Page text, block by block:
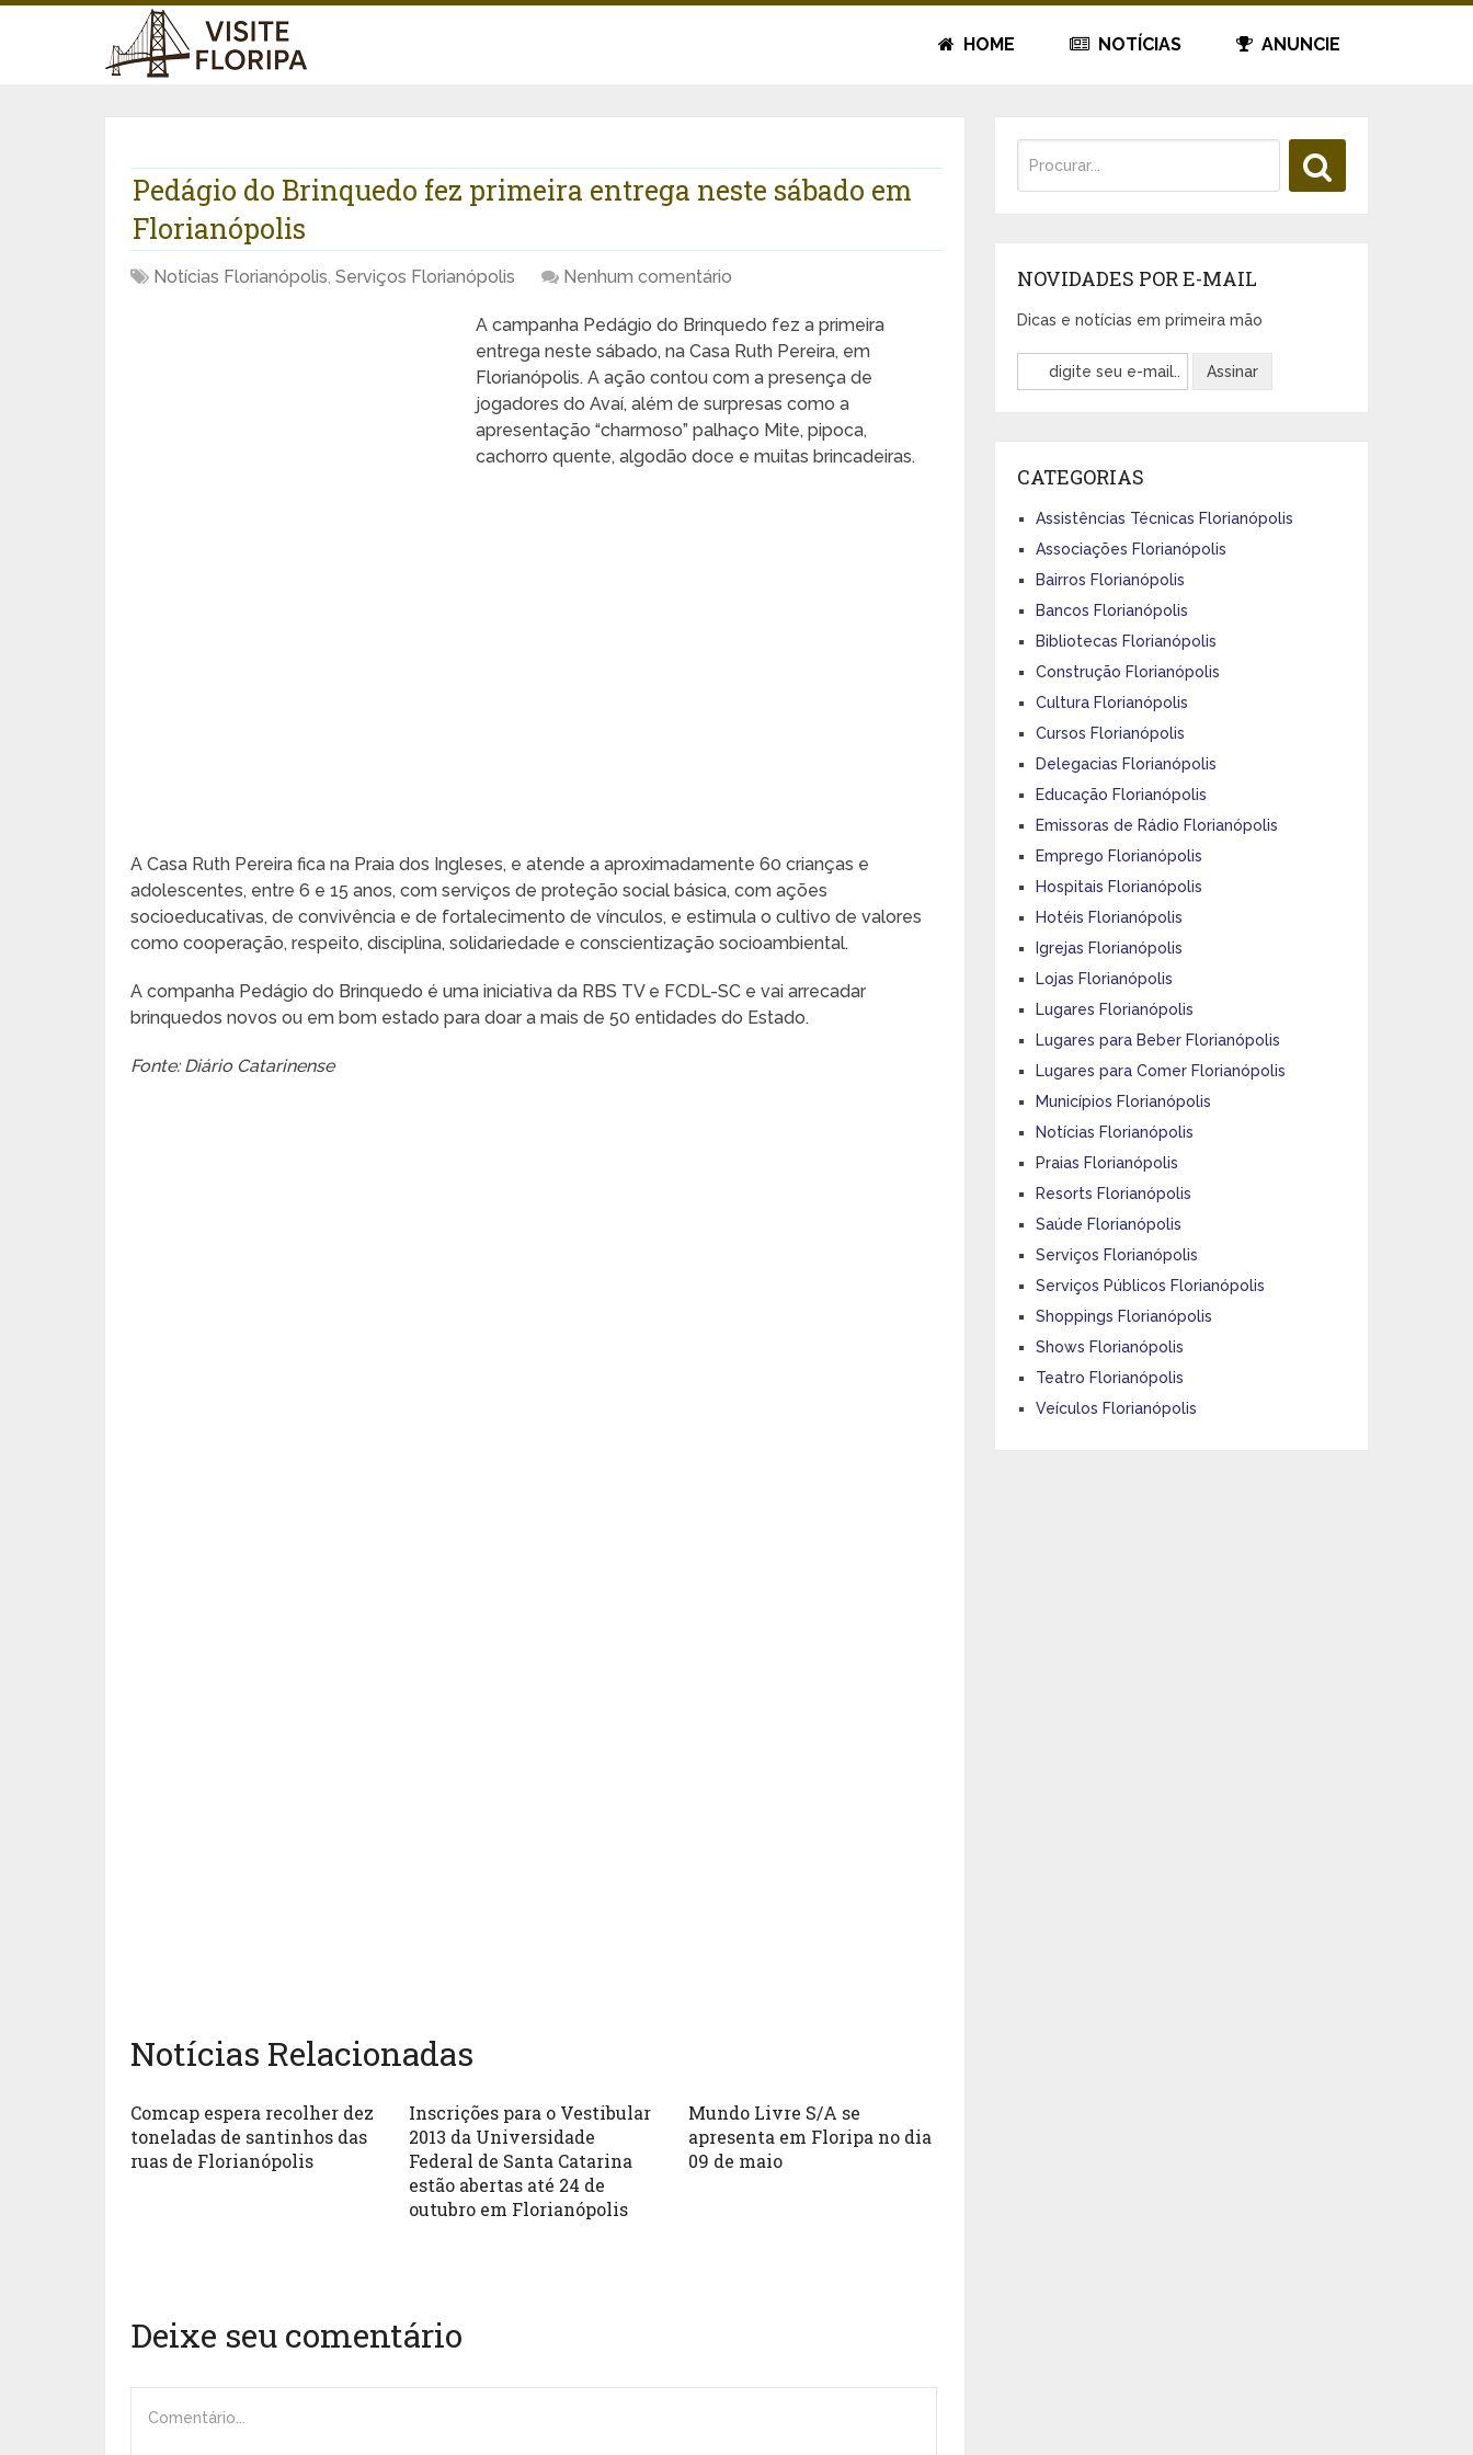
HOME NOTÍCIAS ANUNCIE
Pedágio do Brinquedo fez primeira entrega neste sábado em
Florianópolis
Notícias Florianópolis,Serviços Florianópolis Nenhum comentário
A campanha Pedágio do Brinquedo fez a primeira
entrega neste sábado, na Casa Ruth Pereira, em
Florianópolis. A ação contou com a presença de
jogadores do Avaí, além de surpresas como a
apresentação “charmoso” palhaço Mite, pipoca,
cachorro quente, algodão doce e muitas brincadeiras.
A Casa Ruth Pereira fica na Praia dos Ingleses, e atende a aproximadamente 60 crianças e
adolescentes, entre 6 e 15 anos, com serviços de proteção social básica, com ações
socioeducativas, de convivência e de fortalecimento de vínculos, e estimula o cultivo de valores
como cooperação, respeito, disciplina, solidariedade e conscientização socioambiental.
A companha Pedágio do Brinquedo é uma iniciativa da RBS TV e FCDL-SC e vai arrecadar
brinquedos novos ou em bom estado para doar a mais de 50 entidades do Estado.
Fonte: Diário Catarinense
Notícias Relacionadas
Comcap espera recolher dez
toneladas de santinhos das
ruas de Florianópolis
Inscrições para o Vestibular
2013 da Universidade
Federal de Santa Catarina
estão abertas até 24 de
outubro em Florianópolis
Mundo Livre S/A se
apresenta em Floripa no dia
09 de maio
Deixe seu comentário
NOVIDADES POR E-MAIL
Dicas e notícias em primeira mão
CATEGORIAS
Assistências Técnicas Florianópolis
Associações Florianópolis
Bairros Florianópolis
Bancos Florianópolis
Bibliotecas Florianópolis
Construção Florianópolis
Cultura Florianópolis
Cursos Florianópolis
Delegacias Florianópolis
Educação Florianópolis
Emissoras de Rádio Florianópolis
Emprego Florianópolis
Hospitais Florianópolis
Hotéis Florianópolis
Igrejas Florianópolis
Lojas Florianópolis
Lugares Florianópolis
Lugares para Beber Florianópolis
Lugares para Comer Florianópolis
Municípios Florianópolis
Notícias Florianópolis
Praias Florianópolis
Resorts Florianópolis
Saúde Florianópolis
Serviços Florianópolis
Serviços Públicos Florianópolis
Shoppings Florianópolis
Shows Florianópolis
Teatro Florianópolis
Veículos Florianópolis